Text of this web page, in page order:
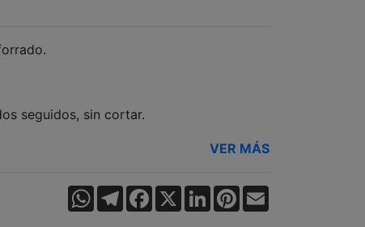
seguidos, sin cortar.
VER MÁS
WhatsApp
TelegramFacebook
X LinkedInPinterest